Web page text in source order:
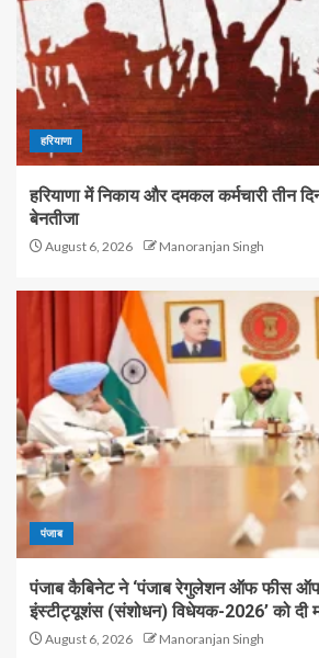
हरियाणा
हरियाणा में निकाय और दमकल कर्मचारी तीन
बेनतीजा
August 6, 2026 Manoranjan Singh
पंजाब
पंजाब कैबिनेट ने ‘पंजाब रेगुलेशन ऑफ फीस
इंस्टीट्यूशंस (संशोधन) विधेयक-2026’ को दी
August 6, 2026 Manoranjan Singh